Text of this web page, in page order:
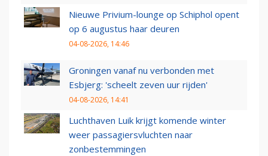
Nieuwe Privium-lounge op Schiphol opent
op 6 augustus haar deuren
04-08-2026, 14:46
Groningen vanaf nu verbonden met
Esbjerg: 'scheelt zeven uur rijden'
04-08-2026, 14:41
Luchthaven Luik krijgt komende winter
weer passagiersvluchten naar
zonbestemmingen